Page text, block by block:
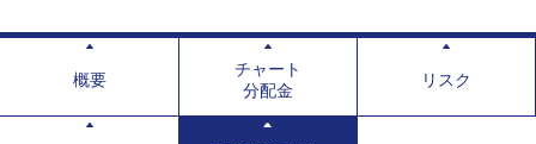
概要
チャート
分配金
リスク